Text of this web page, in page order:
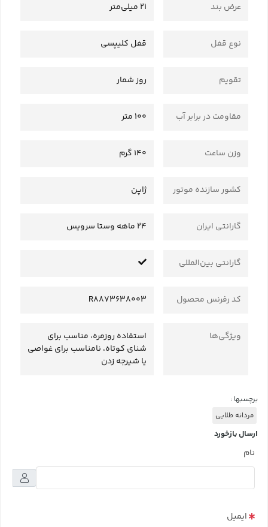
عرض بند 21 میلی‌متر
نوع قفل قفل کلیپسی
تقویم روز شمار
مقاومت در برابر آب 100 متر
وزن ساعت 140 گرم
کشور سازنده موتور ژاپن
گارانتی ایران 24 ماهه وستا سرویس
گارانتی بین‌المللی
کد رفرنس محصول R8873638003
ویژگی‌ها
استفاده روزمره، مناسب برای
شنای کوتاه، نامناسب برای غواصی
یا شیرجه زدن
برچسبها :
مردانه طلایی
ارسال بازخورد
نام
ایمیل